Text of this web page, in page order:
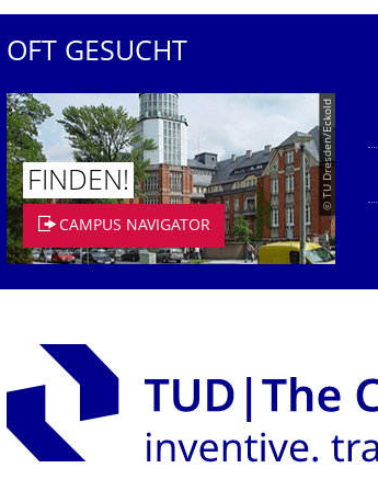
OFT GESUCHT
© TU Dresden/Eckold
FINDEN!
CAMPUS NAVIGATOR